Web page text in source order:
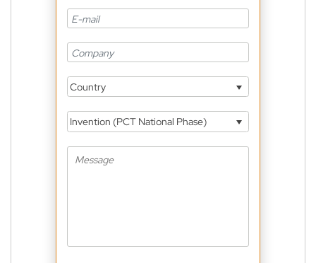
Country
Invention (PCT National Phase)